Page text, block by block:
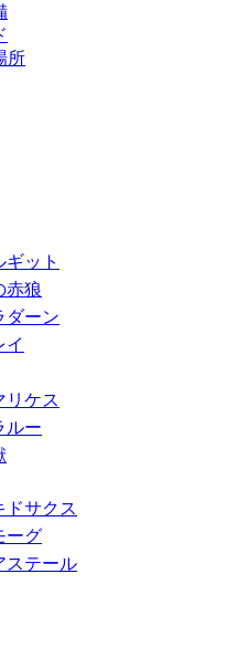
所
ギット
赤狼
ダーン
イ
リケス
ルー
ドサクス
ーグ
ステール